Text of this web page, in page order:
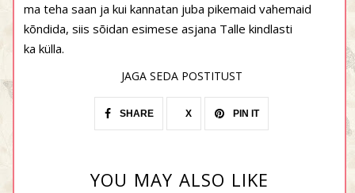
ma teha saan ja kui kannatan juba pikemaid vahemaid
kõndida, siis sõidan esimese asjana Talle kindlasti
ka külla.
JAGA SEDA POSTITUST
SHARE X PIN IT
YOU MAY ALSO LIKE